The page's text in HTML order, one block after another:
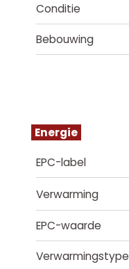
Conditie
Bebouwing
Energie
EPC-label
Verwarming
EPC-waarde
Verwarmingstype